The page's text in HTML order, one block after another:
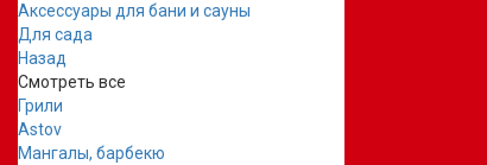
Аксессуары для бани и сауны
Для сада
Назад
Смотреть все
Грили
Astov
Мангалы, барбекю